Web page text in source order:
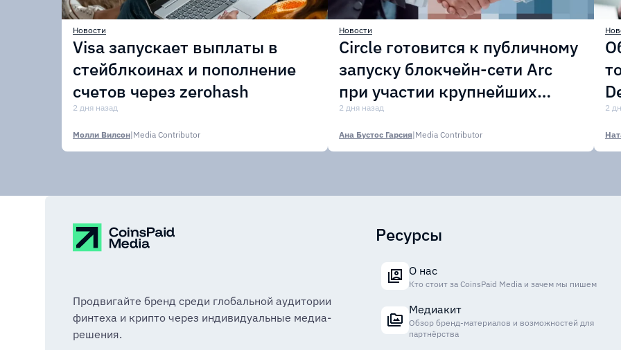
Новости
Visa запускает выплаты в
стейблкоинах и пополнение
счетов через zerohash
2 дня назад
Молли Вилсон|Media Contributor
Новости
Circle готовится к публичному
запуску блокчейн-сети Arc
при участии крупнейших
финансовых организаций
2 дня назад
Ана Бустос Гарсия|Media Contributor
2
Продвигайте бренд среди глобальной аудитории
финтеха и крипто через индивидуальные медиа-
решения.
Ресурсы
О нас
Кто стоит за CoinsPaid Media и зачем мы пишем
Медиакит
Обзор бренд-материалов и возможностей для
партнёрства